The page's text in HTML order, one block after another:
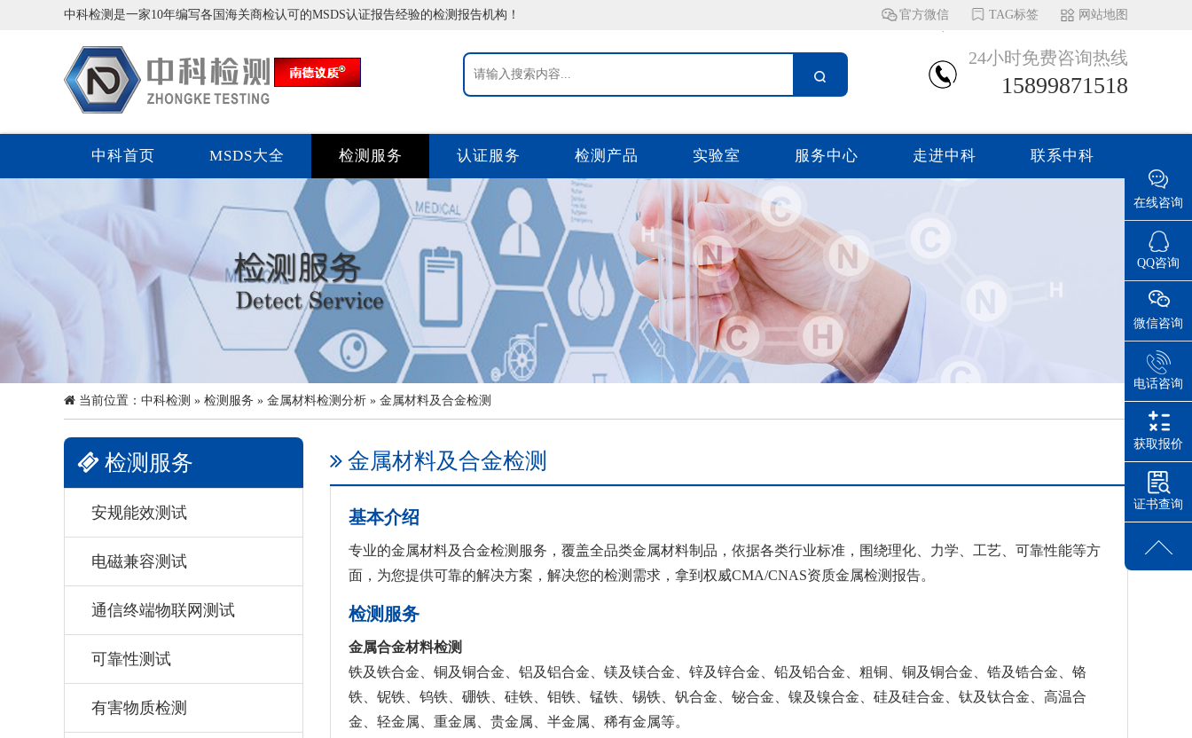
中科检测是一家10年编写各国海关商检认可的MSDS认证报告经验的检测报告机构！ 官方微信 TAG标签 网站地图
24小时免费咨询热线
15899871518
中科首页 MSDS大全 检测服务 认证服务 检测产品 实验室 服务中心 走进中科 联系中科
当前位置： 中科检测 » 检测服务 » 金属材料检测分析 » 金属材料及合金检测
检测服务
安规能效测试
电磁兼容测试
通信终端物联网测试
可靠性测试
有害物质检测
金属材料及合金检测
基本介绍
专业的金属材料及合金检测服务，覆盖全品类金属材料制品，依据各类行业标准，围绕理化、力学、工艺、可靠性能等方
面，为您提供可靠的解决方案，解决您的检测需求，拿到权威CMA/CNAS资质金属检测报告。
检测服务
金属合金材料检测
铁及铁合金、铜及铜合金、铝及铝合金、镁及镁合金、锌及锌合金、铅及铅合金、粗铜、铜及铜合金、锆及锆合金、铬
铁、铌铁、钨铁、硼铁、硅铁、钼铁、锰铁、锡铁、钒合金、铋合金、镍及镍合金、硅及硅合金、钛及钛合金、高温合
金、轻金属、重金属、贵金属、半金属、稀有金属等。
在线咨询
QQ咨询
微信咨询
电话咨询
获取报价
证书查询